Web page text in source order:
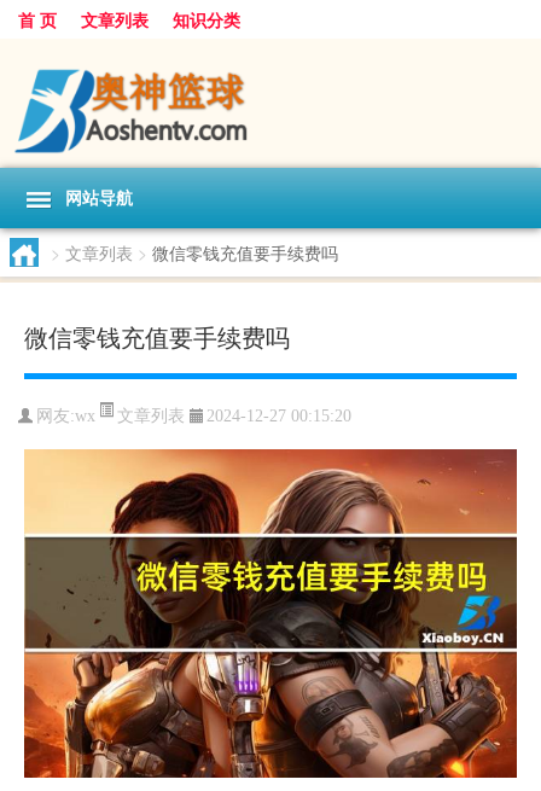
首 页 文章列表 知识分类
网站导航
> 文章列表 > 微信零钱充值要手续费吗
微信零钱充值要手续费吗
网友:wx 文章列表 2024-12-27 00:15:20